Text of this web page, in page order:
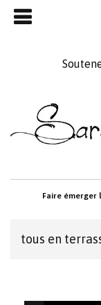
Skip
to
Faire émerger

tous en